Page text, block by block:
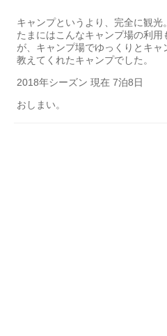
キャンプというより、完全に観光。
たまにはこんなキャンプ場の利
が、キャンプ場でゆっくりとキ
教えてくれたキャンプでした。
2018年シーズン 現在 7泊8日
おしまい。